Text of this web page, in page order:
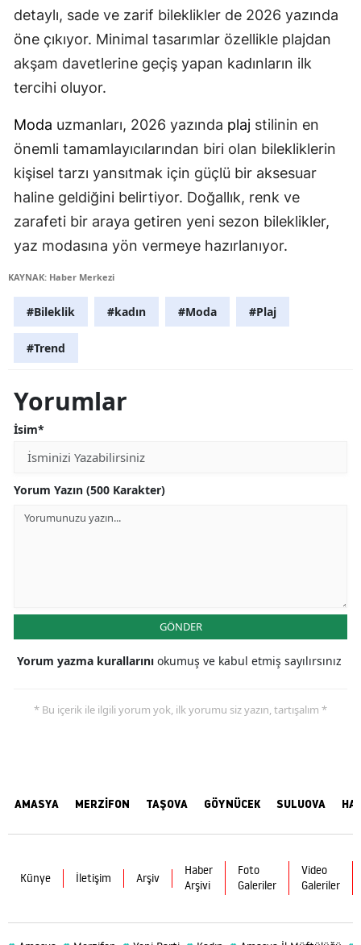
detaylı, sade ve zarif bileklikler de 2026 yazında
öne çıkıyor. Minimal tasarımlar özellikle plajdan
akşam davetlerine geçiş yapan kadınların ilk
tercihi oluyor.
Moda uzmanları, 2026 yazında plaj stilinin en
önemli tamamlayıcılarından biri olan bilekliklerin
kişisel tarzı yansıtmak için güçlü bir aksesuar
haline geldiğini belirtiyor. Doğallık, renk ve
zarafeti bir araya getiren yeni sezon bileklikler,
yaz modasına yön vermeye hazırlanıyor.
KAYNAK: Haber Merkezi
#Bileklik #kadın #Moda #Plaj
#Trend
Yorumlar
İsim*
Yorum Yazın (500 Karakter)
GÖNDER
Yorum yazma kurallarını okumuş ve kabul etmiş sayılırsınız
* Bu içerik ile ilgili yorum yok, ilk yorumu siz yazın, tartışalım *
AMASYA MERZİFON TAŞOVA GÖYNÜCEK SULUOVA
Künye İletişim Arşiv
Haber
Arşivi
Foto
Galeriler
Video
Galeriler